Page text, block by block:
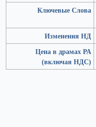
Ключевые Слова
Изменения НД
Цена в драмах РА
(включая НДС)